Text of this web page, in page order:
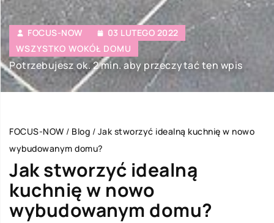
FOCUS-NOW
03 LUTEGO 2022
WSZYSTKO WOKÓŁ DOMU
Potrzebujesz ok. 2 min. aby przeczytać ten wpis
FOCUS-NOW / Blog / Jak stworzyć idealną kuchnię w nowo
wybudowanym domu?
Jak stworzyć idealną
kuchnię w nowo
wybudowanym domu?